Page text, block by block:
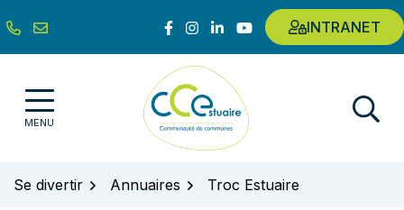
au
contenu
Lien vers le compte Facebook
Lien vers le compte Instagram
Lien vers le compte Linkedin
Lien vers la chaîne Youtube
INTRANET
MENU Communauté de communes de
Se divertir Annuaires Troc Estuaire